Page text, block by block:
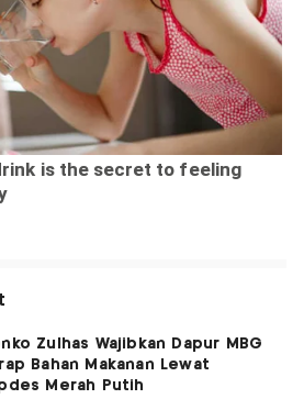
Zulhas Wajibkan Dapur MBG
Bahan Makanan Lewat
Merah Putih